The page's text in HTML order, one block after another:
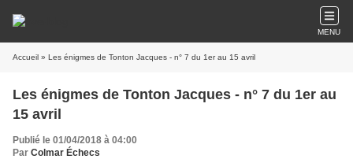
MENU
Accueil » Les énigmes de Tonton Jacques - n° 7 du 1er au 15 avril
Les énigmes de Tonton Jacques - n° 7 du 1er au
15 avril
Publié le 01/04/2018 à 04:00
Par Colmar Échecs